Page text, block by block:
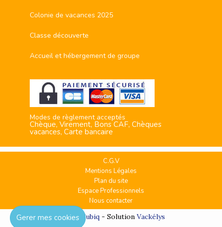
Colonie de vacances 2025
Classe découverte
Accueil et hébergement de groupe
Modes de règlement acceptés
Chèque, Virement, Bons CAF, Chèques
vacances, Carte bancaire
C.G.V
Mentions Légales
Plan du site
Espace Professionnels
Nous contacter
Réalisation
Cubiq- Solution Vackélys
Gerer mes cookies